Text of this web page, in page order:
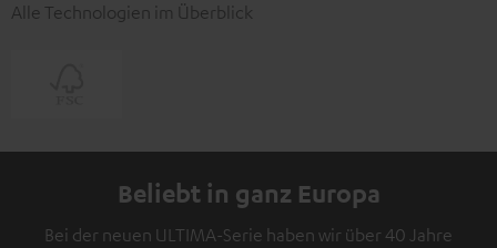
Alle Technologien im Überblick
Beliebt in ganz Europa
Bei der neuen ULTIMA-Serie haben wir über 40 Jahre